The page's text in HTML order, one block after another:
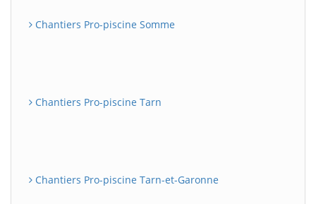
Chantiers Pro-piscine Somme
Chantiers Pro-piscine Tarn
Chantiers Pro-piscine Tarn-et-Garonne